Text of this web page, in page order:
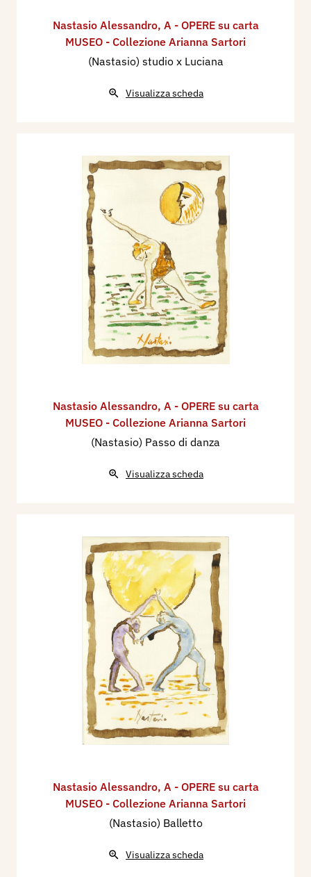
Nastasio Alessandro, A - OPERE su carta
MUSEO - Collezione Arianna Sartori
(Nastasio) studio x Luciana
Visualizza scheda
Nastasio Alessandro, A - OPERE su carta
MUSEO - Collezione Arianna Sartori
(Nastasio) Passo di danza
Visualizza scheda
Nastasio Alessandro, A - OPERE su carta
MUSEO - Collezione Arianna Sartori
(Nastasio) Balletto
Visualizza scheda